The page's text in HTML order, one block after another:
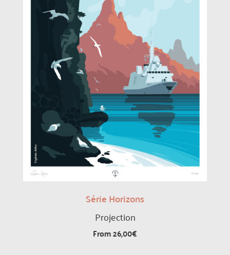
Série Horizons
Projection
From26,00€